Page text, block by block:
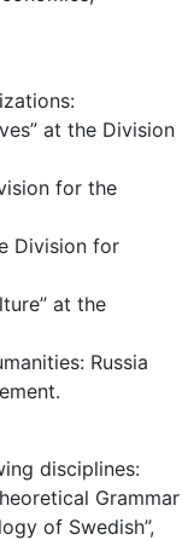
at the Division
for the
Division for
at the
Russia
disciplines:
Grammar
of Swedish”,